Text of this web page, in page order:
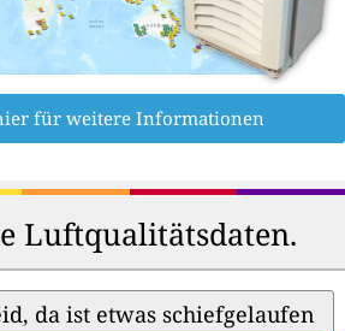
für weitere Informationen
Luftqualitätsdaten.
da ist etwas schiefgelaufen